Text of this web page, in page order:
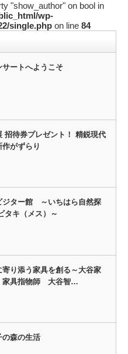
"show_author" on bool in
wp-
single.php on line 84
サートへようこそ
招待券プレゼント！ 精鋭現代
がずらり
ジター館 ～いちはら自然探
タキ（メス）～
寄り添う家具を創る～大谷家
家具指物師 大谷智…
の森の生活